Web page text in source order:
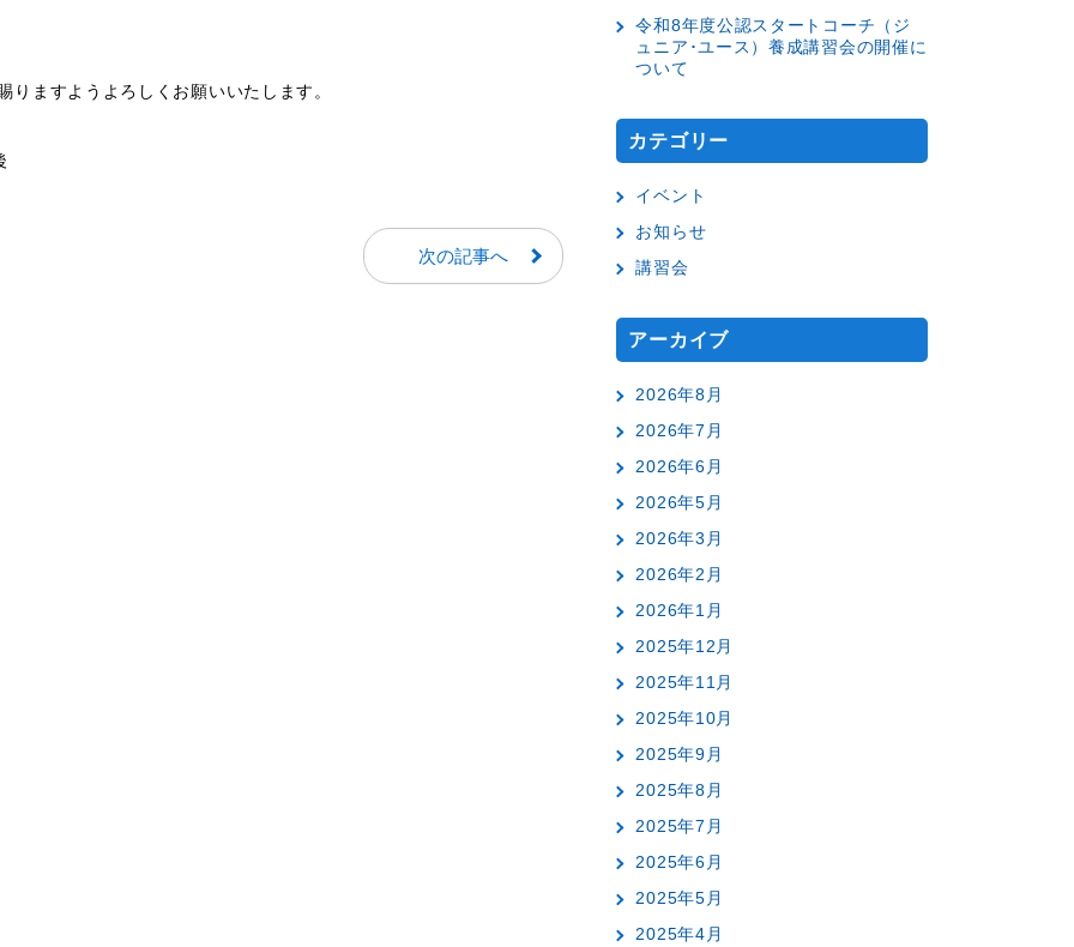
ますようよろしくお願いいたします。
次の記事へ
令和8年度公認スタートコーチ（ジ
ュニア･ユース）養成講習会の開催に
ついて
カテゴリー
イベント
お知らせ
講習会
アーカイブ
2026年8月
2026年7月
2026年6月
2026年5月
2026年3月
2026年2月
2026年1月
2025年12月
2025年11月
2025年10月
2025年9月
2025年8月
2025年7月
2025年6月
2025年5月
2025年4月